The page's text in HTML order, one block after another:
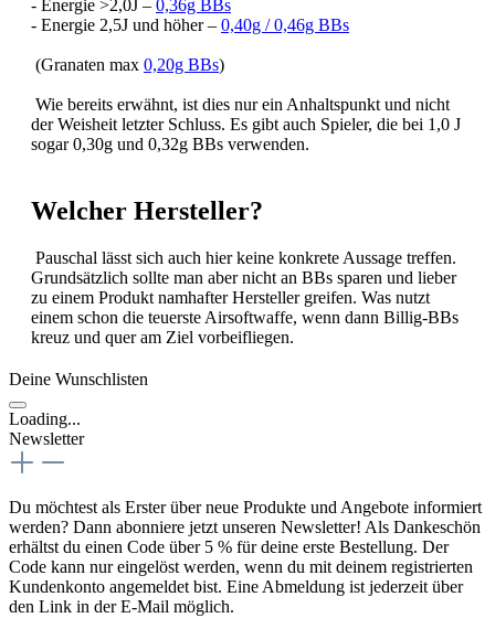
- Energie >2,0J – 0,36g BBs
- Energie 2,5J und höher – 0,40g / 0,46g BBs
(Granaten max 0,20g BBs)
Wie bereits erwähnt, ist dies nur ein Anhaltspunkt und nicht
der Weisheit letzter Schluss. Es gibt auch Spieler, die bei 1,0 J
sogar 0,30g und 0,32g BBs verwenden.
Welcher Hersteller?
Pauschal lässt sich auch hier keine konkrete Aussage treffen.
Grundsätzlich sollte man aber nicht an BBs sparen und lieber
zu einem Produkt namhafter Hersteller greifen. Was nutzt
einem schon die teuerste Airsoftwaffe, wenn dann Billig-BBs
kreuz und quer am Ziel vorbeifliegen.
Deine Wunschlisten
Loading...
Newsletter
Du möchtest als Erster über neue Produkte und Angebote informiert
werden? Dann abonniere jetzt unseren Newsletter! Als Dankeschön
erhältst du einen Code über 5 % für deine erste Bestellung. Der
Code kann nur eingelöst werden, wenn du mit deinem registrierten
Kundenkonto angemeldet bist. Eine Abmeldung ist jederzeit über
den Link in der E-Mail möglich.